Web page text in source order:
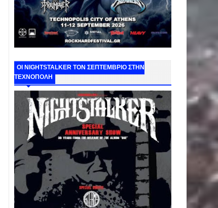
ΟΙ NIGHTSTALKER ΤΟΝ ΣΕΠΤΕΜΒΡΙΟ ΣΤΗΝ
ΤΕΧΝΟΠΟΛΗ